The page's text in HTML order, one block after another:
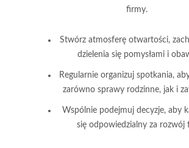
firmy.
Stwórz atmosferę otwartości,
dzielenia się pomysłami i
Regularnie organizuj spotkania,
zarówno sprawy rodzinne, jak i
Wspólnie podejmuj decyzje, aby
się odpowiedzialny za rozwój